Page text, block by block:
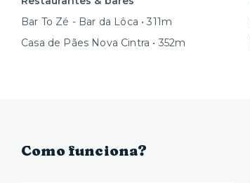
Bar To Zé - Bar da Lôca • 311m
Casa de Pães Nova Cintra • 352m
Como funciona?